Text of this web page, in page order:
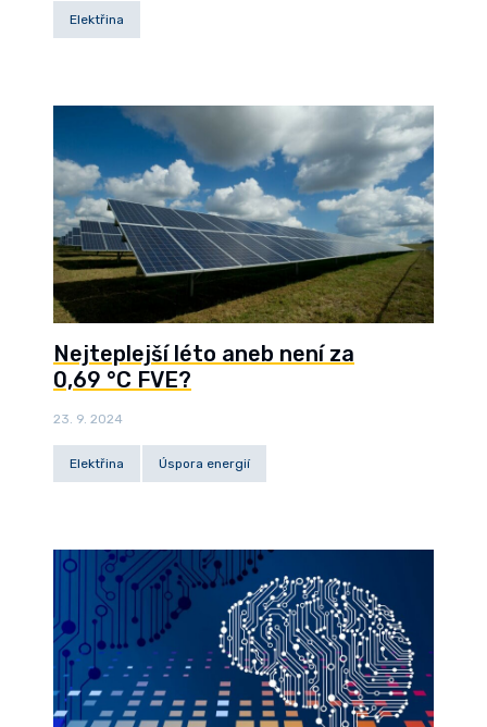
Elektřina
Nejteplejší léto aneb není za
0,69 °C FVE?
23. 9. 2024
Elektřina Úspora energií